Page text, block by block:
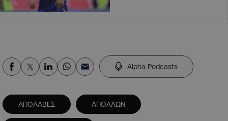
Alpha Podcasts
ΑΠΟΛΑΒΕΣ ΑΠΟΛΛΩΝ